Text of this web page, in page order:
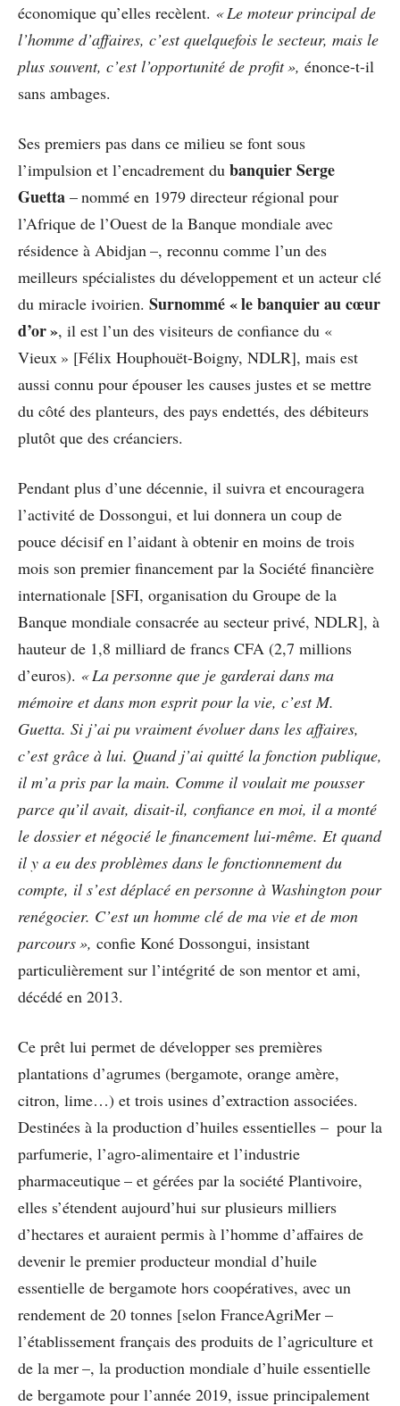
économique qu’elles recèlent. « Le moteur principal de
l’homme d’affaires, c’est quelquefois le secteur, mais le
plus souvent, c’est l’opportunité de profit », énonce-t-il
sans ambages.
Ses premiers pas dans ce milieu se font sous
l’impulsion et l’encadrement du banquier Serge
Guetta – nommé en 1979 directeur régional pour
l’Afrique de l’Ouest de la Banque mondiale avec
résidence à Abidjan –, reconnu comme l’un des
meilleurs spécialistes du développement et un acteur clé
du miracle ivoirien. Surnommé « le banquier au cœur
d’or », il est l’un des visiteurs de confiance du «
Vieux » [Félix Houphouët-Boigny, NDLR], mais est
aussi connu pour épouser les causes justes et se mettre
du côté des planteurs, des pays endettés, des débiteurs
plutôt que des créanciers.
Pendant plus d’une décennie, il suivra et encouragera
l’activité de Dossongui, et lui donnera un coup de
pouce décisif en l’aidant à obtenir en moins de trois
mois son premier financement par la Société financière
internationale [SFI, organisation du Groupe de la
Banque mondiale consacrée au secteur privé, NDLR], à
hauteur de 1,8 milliard de francs CFA (2,7 millions
d’euros). « La personne que je garderai dans ma
mémoire et dans mon esprit pour la vie, c’est M.
Guetta. Si j’ai pu vraiment évoluer dans les affaires,
c’est grâce à lui. Quand j’ai quitté la fonction publique,
il m’a pris par la main. Comme il voulait me pousser
parce qu’il avait, disait-il, confiance en moi, il a monté
le dossier et négocié le financement lui-même. Et quand
il y a eu des problèmes dans le fonctionnement du
compte, il s’est déplacé en personne à Washington pour
renégocier. C’est un homme clé de ma vie et de mon
parcours », confie Koné Dossongui, insistant
particulièrement sur l’intégrité de son mentor et ami,
décédé en 2013.
Ce prêt lui permet de développer ses premières
plantations d’agrumes (bergamote, orange amère,
citron, lime…) et trois usines d’extraction associées.
Destinées à la production d’huiles essentielles – pour la
parfumerie, l’agro-alimentaire et l’industrie
pharmaceutique – et gérées par la société Plantivoire,
elles s’étendent aujourd’hui sur plusieurs milliers
d’hectares et auraient permis à l’homme d’affaires de
devenir le premier producteur mondial d’huile
essentielle de bergamote hors coopératives, avec un
rendement de 20 tonnes [selon FranceAgriMer –
l’établissement français des produits de l’agriculture et
de la mer –, la production mondiale d’huile essentielle
de bergamote pour l’année 2019, issue principalement